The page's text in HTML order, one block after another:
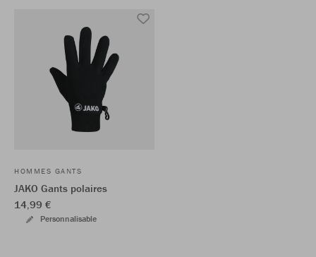
HOMMES GANTS
JAKO Gants polaires
14,99 €
Personnalisable